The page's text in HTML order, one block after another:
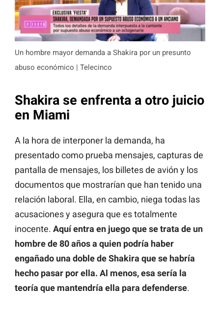
Un hombre mayor demanda a Shakira por un presunto
abuso económico | Telecinco
Shakira se enfrenta a otro juicio
en Miami
A la hora de interponer la demanda, ha
presentado como prueba mensajes, capturas de
pantalla de mensajes, los billetes de avión y los
documentos que mostrarían que han tenido una
relación laboral. Ella, en cambio, niega todas las
acusaciones y asegura que es totalmente
inocente. Aquí entra en juego que se trata de un
hombre de 80 años a quien podría haber
engañado una doble de Shakira que se habría
hecho pasar por ella. Al menos, esa sería la
teoría que mantendría ella para defenderse.